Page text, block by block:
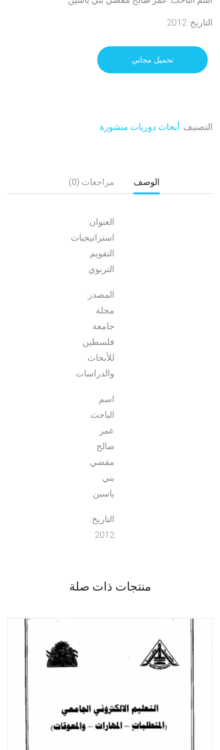
التاريخ: 2012
تحميل مجاني
التصنيف: أبحاث دوريات منشورة
الوصف مراجعات (0)
العنوان:
استراتيجيات
التقويم
التربوي
المصدر:
مجلة
جامعة
فلسطين
للأبحاث
والدراسات
اسم
الباحث:
عمر
صالح
مفضي
بني
ياسين
التاريخ:
2012
منتجات ذات صلة